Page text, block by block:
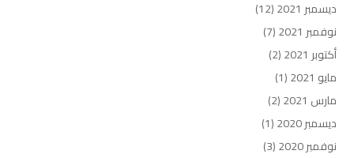
ديسمبر 2021
(12)
نوفمبر 2021
(7)
أكتوبر 2021
(2)
مايو 2021
(1)
مارس 2021
(2)
ديسمبر 2020
(1)
نوفمبر 2020
(3)